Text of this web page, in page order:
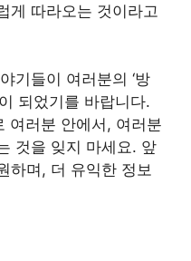
게 따라오는 것이라고
기들이 여러분의 ‘방
되었기를 바랍니다.
여러분 안에서, 여러분
것을 잊지 마세요. 앞
하며, 더 유익한 정보